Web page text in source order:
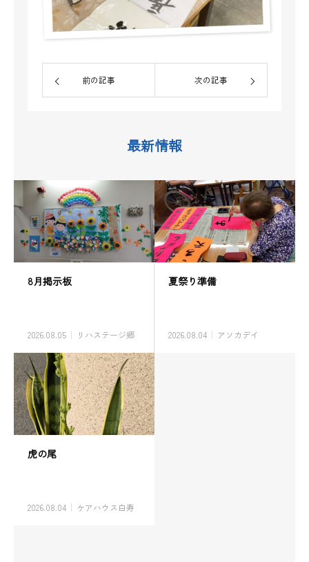
前の記事 次の記事
最新情報
8月掲示板
2026.08.05 リハステージ郷
夏祭り準備
2026.08.04 アソカデイ
虎の尾
2026.08.04 ケアハウス白寿